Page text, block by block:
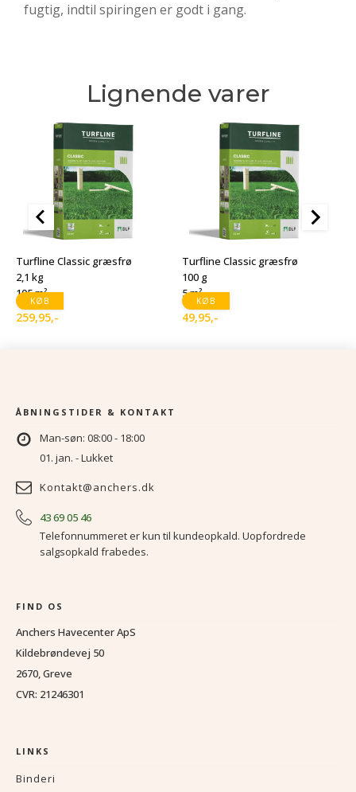
fugtig, indtil spiringen er godt i gang.
Lignende varer
KØB
Turfline Classic græsfrø
2,1 kg
105 m²
259,95,-
KØB
Turfline Classic græsfrø
100 g
5 m²
49,95,-
ÅBNINGSTIDER & KONTAKT
Man-søn: 08:00 - 18:00
01. jan. - Lukket
Kontakt@anchers.dk
43 69 05 46
Telefonnummeret er kun til kundeopkald. Uopfordrede
salgsopkald frabedes.
FIND OS
Anchers Havecenter ApS
Kildebrøndevej 50
2670, Greve
CVR: 21246301
LINKS
Binderi